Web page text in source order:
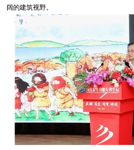
阔的建筑视野。